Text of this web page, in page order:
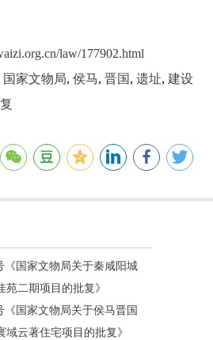
law/177902.html
国家文物局,侯马,晋国 ,遗址,建设
《国家文物局关于秦咸阳城
二期项目的批复》
《国家文物局关于侯马晋国
云著住宅项目的批复》